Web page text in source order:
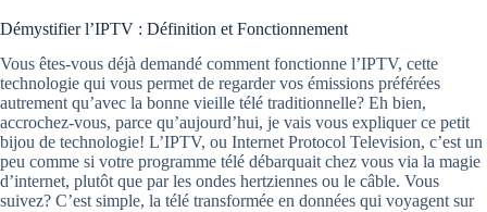
Démystifier l’IPTV : Définition et Fonctionnement
Vous êtes-vous déjà demandé comment fonctionne l’IPTV, cette
technologie qui vous permet de regarder vos émissions préférées
autrement qu’avec la bonne vieille télé traditionnelle? Eh bien,
accrochez-vous, parce qu’aujourd’hui, je vais vous expliquer ce petit
bijou de technologie! L’IPTV, ou Internet Protocol Television, c’est un
peu comme si votre programme télé débarquait chez vous via la magie
d’internet, plutôt que par les ondes hertziennes ou le câble. Vous
suivez? C’est simple, la télé transformée en données qui voyagent sur